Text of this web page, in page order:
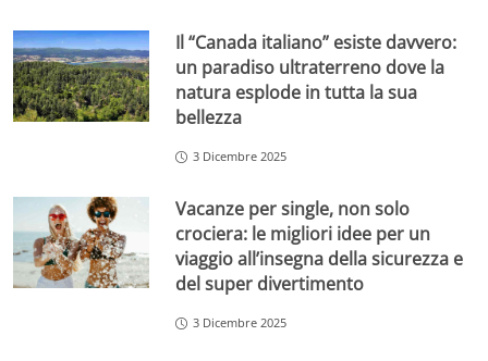
Il “Canada italiano” esiste davvero:
un paradiso ultraterreno dove la
natura esplode in tutta la sua
bellezza
3 Dicembre 2025
Vacanze per single, non solo
crociera: le migliori idee per un
viaggio all’insegna della sicurezza e
del super divertimento
3 Dicembre 2025